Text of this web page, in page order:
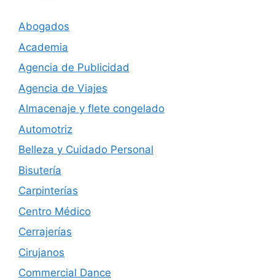
Abogados
Academia
Agencia de Publicidad
Agencia de Viajes
Almacenaje y flete congelado
Automotriz
Belleza y Cuidado Personal
Bisutería
Carpinterías
Centro Médico
Cerrajerías
Cirujanos
Commercial Dance